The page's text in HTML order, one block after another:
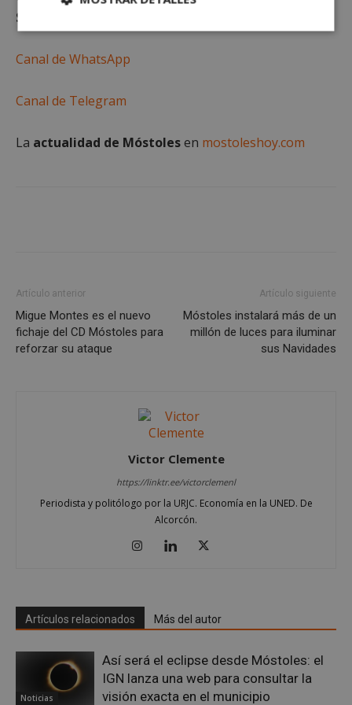
Suscríbete gratis al
Canal de WhatsApp
Canal de Telegram
La actualidad de Móstolesen mostoleshoy.com
Artículo anterior
Migue Montes es el nuevo
fichaje del CD Móstoles para
reforzar su ataque
Artículo siguiente
Móstoles instalará más de un
millón de luces para iluminar
sus Navidades
Victor Clemente
https://linktr.ee/victorclemenl
Periodista y politólogo por la URJC. Economía en la UNED. De
Alcorcón.
Artículos relacionados Más del autor
Noticias
Así será el eclipse desde Móstoles: el
IGN lanza una web para consultar la
visión exacta en el municipio
Cookies
necesarias
Cookies de
Cookies de rendimiento
Las cookies estrictamente necesarias permiten la
funcionalidad principal del sitio web, como el
El sitio web no se puede utilizar correctamente sin
Nombre
Dominio
CookieScriptConsent
CookieScript
mostoleshoy.com
4 semanas